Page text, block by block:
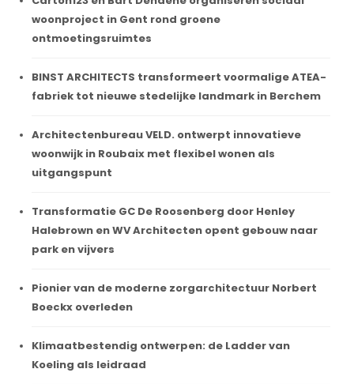
woonproject in Gent rond groene
ontmoetingsruimtes
BINST ARCHITECTS transformeert voormalige ATEA-
fabriek tot nieuwe stedelijke landmark in Berchem
Architectenbureau VELD. ontwerpt innovatieve
woonwijk in Roubaix met flexibel wonen als
uitgangspunt
Transformatie GC De Roosenberg door Henley
Halebrown en WV Architecten opent gebouw naar
park en vijvers
Pionier van de moderne zorgarchitectuur Norbert
Boeckx overleden
Klimaatbestendig ontwerpen: de Ladder van
Koeling als leidraad